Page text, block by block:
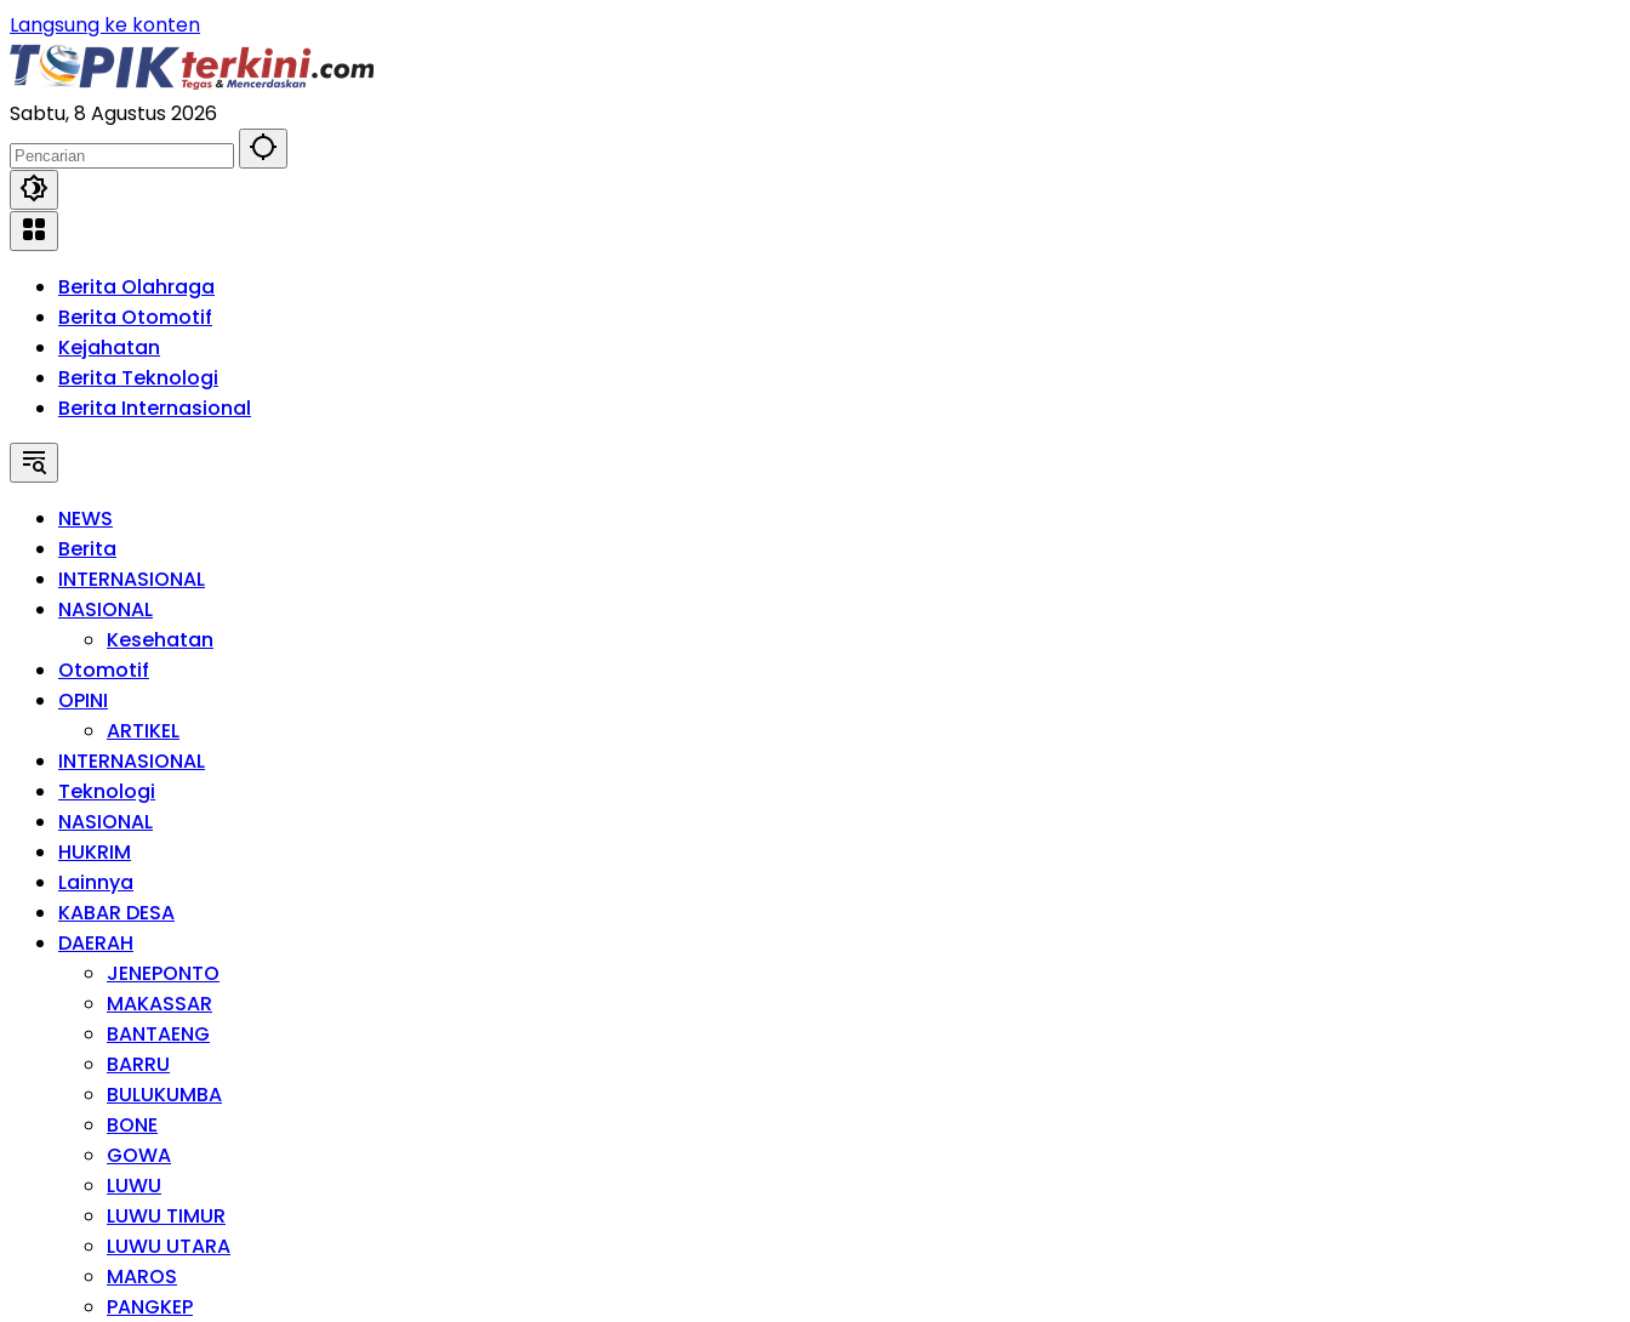
Langsung ke konten
Sabtu, 8 Agustus 2026
Berita Olahraga
Berita Otomotif
Kejahatan
Berita Teknologi
Berita Internasional
NEWS
Berita
INTERNASIONAL
NASIONAL
Kesehatan
Otomotif
OPINI
ARTIKEL
INTERNASIONAL
Teknologi
NASIONAL
HUKRIM
Lainnya
KABAR DESA
DAERAH
JENEPONTO
MAKASSAR
BANTAENG
BARRU
BULUKUMBA
BONE
GOWA
LUWU
LUWU TIMUR
LUWU UTARA
MAROS
PANGKEP